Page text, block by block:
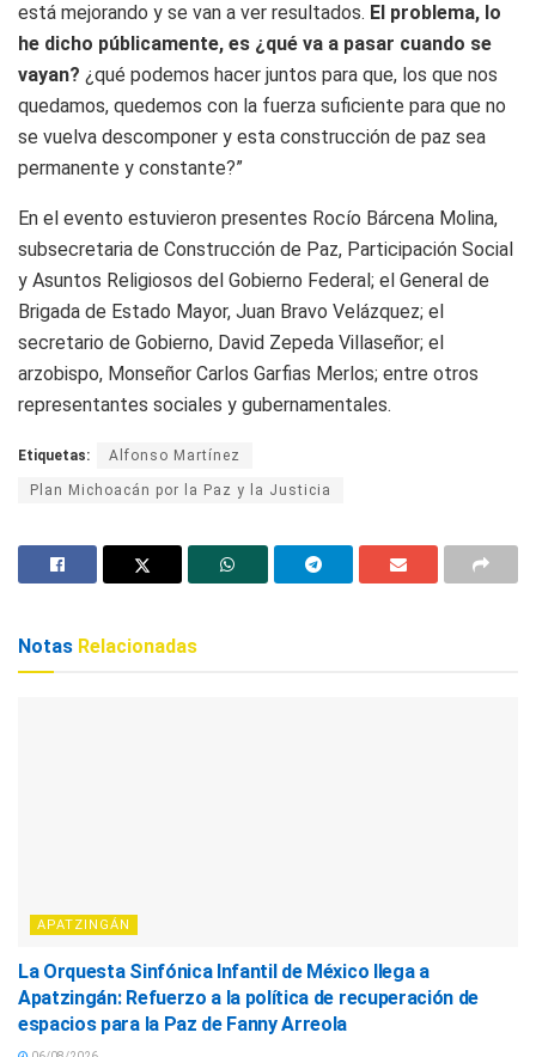
está mejorando y se van a ver resultados. El problema, lo
he dicho públicamente, es ¿qué va a pasar cuando se
vayan? ¿qué podemos hacer juntos para que, los que nos
quedamos, quedemos con la fuerza suficiente para que no
se vuelva descomponer y esta construcción de paz sea
permanente y constante?”
En el evento estuvieron presentes Rocío Bárcena Molina,
subsecretaria de Construcción de Paz, Participación Social
y Asuntos Religiosos del Gobierno Federal; el General de
Brigada de Estado Mayor, Juan Bravo Velázquez; el
secretario de Gobierno, David Zepeda Villaseñor; el
arzobispo, Monseñor Carlos Garfias Merlos; entre otros
representantes sociales y gubernamentales.
Etiquetas: Alfonso Martínez
Plan Michoacán por la Paz y la Justicia
Notas Relacionadas
APATZINGÁN
La Orquesta Sinfónica Infantil de México llega a
Apatzingán: Refuerzo a la política de recuperación de
espacios para la Paz de Fanny Arreola